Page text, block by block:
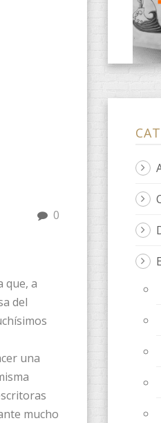
0
que, a
del
una
mucho